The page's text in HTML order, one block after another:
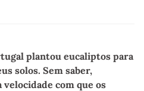
plantou eucaliptos para
solos. Sem saber,
com que os